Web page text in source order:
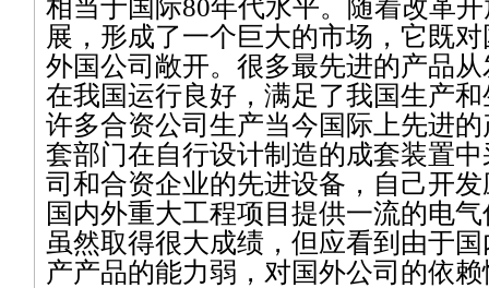
相当于国际80年代水平。随着改革
展，形成了一个巨大的市场，它既
外国公司敞开。很多最先进的产品
在我国运行良好，满足了我国生产
许多合资公司生产当今国际上先进
套部门在自行设计制造的成套装置
司和合资企业的先进设备，自己开
国内外重大工程项目提供一流的电
虽然取得很大成绩，但应看到由于
产产品的能力弱，对国外公司的依